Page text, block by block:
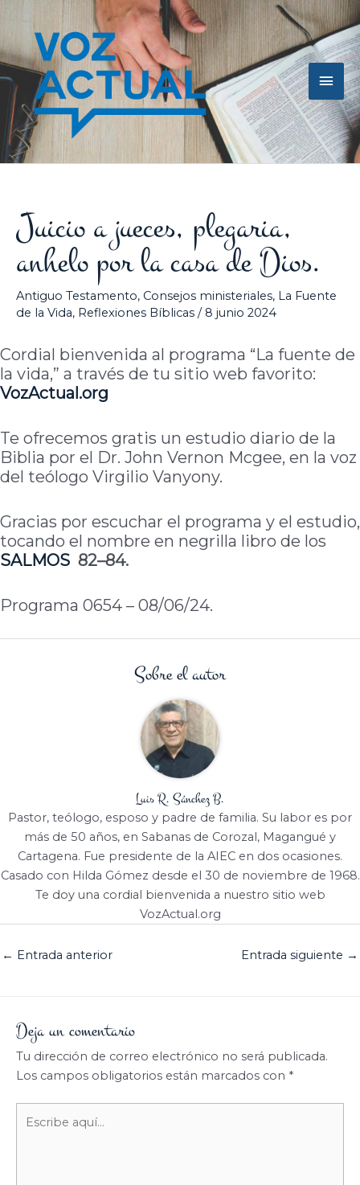
contenido
Juicio a jueces, plegaria,
anhelo por la casa de Dios.
Antiguo Testamento, Consejos ministeriales, La Fuente
de la Vida, Reflexiones Bíblicas / 8 junio 2024
Cordial bienvenida al programa “La fuente de
la vida,” a través de tu sitio web favorito:
VozActual.org
Te ofrecemos gratis un estudio diario de la
Biblia por el Dr. John Vernon Mcgee, en la voz
del teólogo Virgilio Vanyony.
Gracias por escuchar el programa y el estudio,
tocando el nombre en negrilla libro de los
SALMOS 82–84.
Programa 0654 – 08/06/24.
Sobre el autor
Luis R. Sánchez B.
Pastor, teólogo, esposo y padre de familia. Su labor es por
más de 50 años, en Sabanas de Corozal, Magangué y
Cartagena. Fue presidente de la AIEC en dos ocasiones.
Casado con Hilda Gómez desde el 30 de noviembre de 1968.
Te doy una cordial bienvenida a nuestro sitio web
VozActual.org
← Entrada anterior Entrada siguiente →
Deja un comentario
Tu dirección de correo electrónico no será publicada.
Los campos obligatorios están marcados con *
aquí...